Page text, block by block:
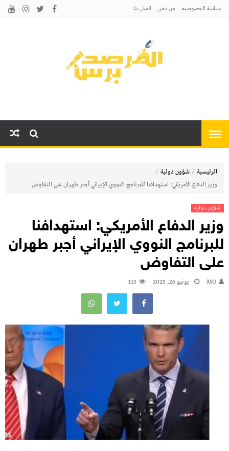
سياسة الخصوصيه من نحن اتصل بنا
الرئيسية ⁄ شؤون دولية ⁄
وزير الدفاع الأمريكي: استهدافنا للبرنامج النووي الإيراني أجبر طهران على التفاوض
شؤون دولية
وزير الدفاع الأمريكي: استهدافنا
للبرنامج النووي الإيراني أجبر طهران
على التفاوض
MO يونيو 26, 2025 113